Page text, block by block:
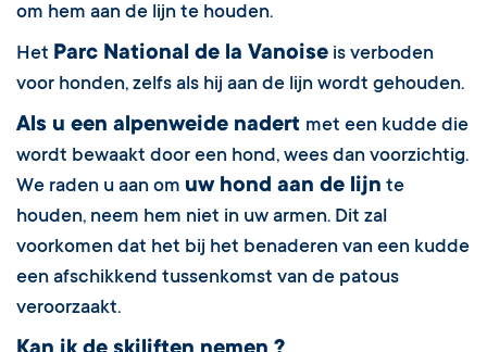
om hem aan de lijn te houden.
Het Parc National de la Vanoise is verboden
voor honden, zelfs als hij aan de lijn wordt gehouden.
Als u een alpenweide nadert met een kudde die
wordt bewaakt door een hond, wees dan voorzichtig.
We raden u aan om uw hond aan de lijn te
houden, neem hem niet in uw armen. Dit zal
voorkomen dat het bij het benaderen van een kudde
een afschikkend tussenkomst van de patous
veroorzaakt.